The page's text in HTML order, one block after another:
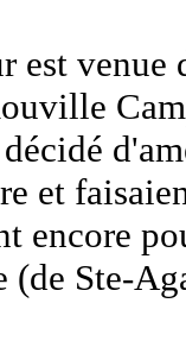
est venue
et
encore
(de Ste-